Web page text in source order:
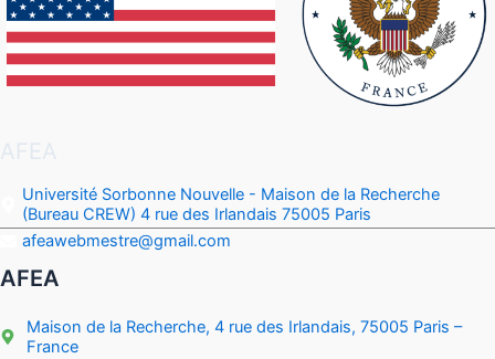
Université Sorbonne Nouvelle - Maison de la Recherche
(Bureau CREW) 4 rue des Irlandais 75005 Paris
afeawebmestre@gmail.com
AFEA
Maison de la Recherche, 4 rue des Irlandais, 75005 Paris –
France